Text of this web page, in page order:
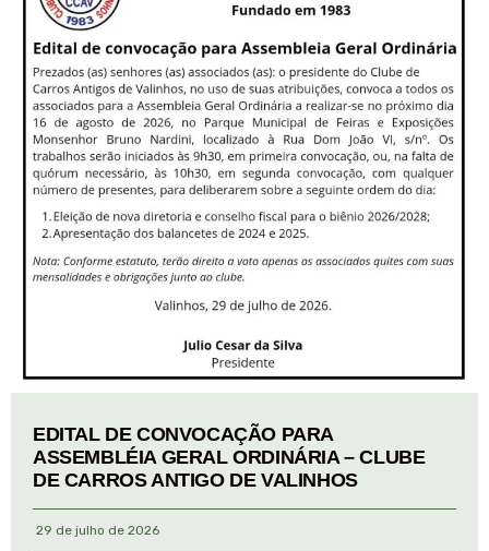
EDITAL DE CONVOCAÇÃO PARA
ASSEMBLÉIA GERAL ORDINÁRIA – CLUBE
DE CARROS ANTIGO DE VALINHOS
29 de julho de 2026